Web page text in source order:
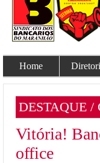
Home
DESTAQUE
Vitória!
office